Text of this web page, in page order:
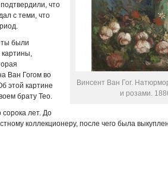
Винсент Ван Гог.
и розами.
что
с теми, что
были
Ван Гогом во
этой картине
брату Тео.
сорока лет. До
коллекционеру, после чего была